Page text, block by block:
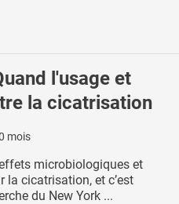
l'usage et
la cicatrisation
mois
microbiologiques et
cicatrisation, et c’est
du New York ...